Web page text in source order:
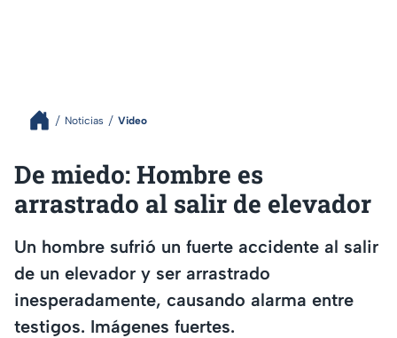
Noticias Video
De miedo: Hombre es
arrastrado al salir de elevador
Un hombre sufrió un fuerte accidente al salir
de un elevador y ser arrastrado
inesperadamente, causando alarma entre
testigos. Imágenes fuertes.